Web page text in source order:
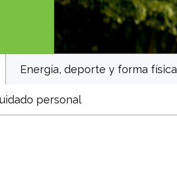
Energía, deporte y forma física
personal